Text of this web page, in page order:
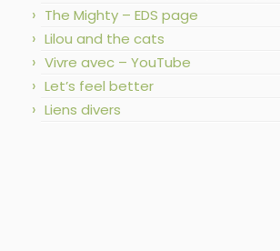
The Mighty – EDS page
Lilou and the cats
Vivre avec – YouTube
Let’s feel better
Liens divers